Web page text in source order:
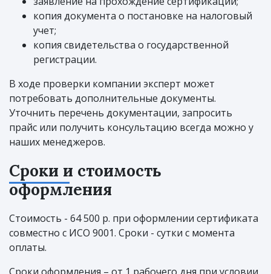
копия документа о постановке на налоговый
учет;
копия свидетельства о государственной
регистрации.
В ходе проверки компании эксперт может
потребовать дополнительные документы.
Уточнить перечень документации, запросить
прайс или получить консультацию всегда можно у
наших менеджеров.
Сроки и стоимость
оформления
Стоимость - 64 500 р. при оформлении сертификата
совместно с ИСО 9001. Сроки - сутки с момента
оплаты.